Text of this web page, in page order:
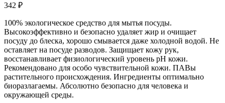
342 ₽
100% экологическое средство для мытья посуды.
Высокоэффективно и безопасно удаляет жир и очищает
посуду до блеска, хорошо смывается даже холодной водой. Не
оставляет на посуде разводов. Защищает кожу рук,
восстанавливает физиологический уровень рН кожи.
Рекомендовано для особо чувствительной кожи. ПАВы
растительного происхождения. Ингредиенты оптимально
биоразлагаемы. Абсолютно безопасно для человека и
окружающей среды.